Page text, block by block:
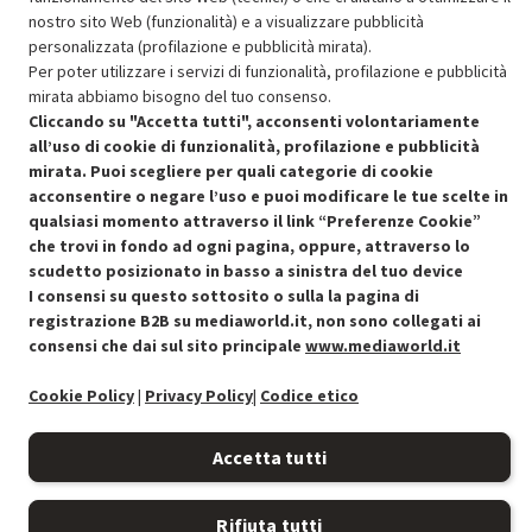
SCONTO RICONDIZIONATI
Approfitta dello sconto del 50% sul prodotto ricondizionato.
Condizioni generali di vendita
Cookie Policy
Preferenze cookie
nostro sito Web (funzionalità) e a visualizzare pubblicità
personalizzata (profilazione e pubblicità mirata).
Per poter utilizzare i servizi di funzionalità, profilazione e pubblicità
mirata abbiamo bisogno del tuo consenso.
Cliccando su "Accetta tutti", acconsenti volontariamente
all’uso di cookie di funzionalità, profilazione e pubblicità
mirata. Puoi scegliere per quali categorie di cookie
acconsentire o negare l’uso e puoi modificare le tue scelte in
qualsiasi momento attraverso il link “Preferenze Cookie”
che trovi in fondo ad ogni pagina, oppure, attraverso lo
scudetto posizionato in basso a sinistra del tuo device
I consensi su questo sottosito o sulla la pagina di
registrazione B2B su mediaworld.it, non sono collegati ai
consensi che dai sul sito principale www.mediaworld.it
Cookie Policy| Privacy Policy| Codice etico
Accetta tutti
Rifiuta tutti